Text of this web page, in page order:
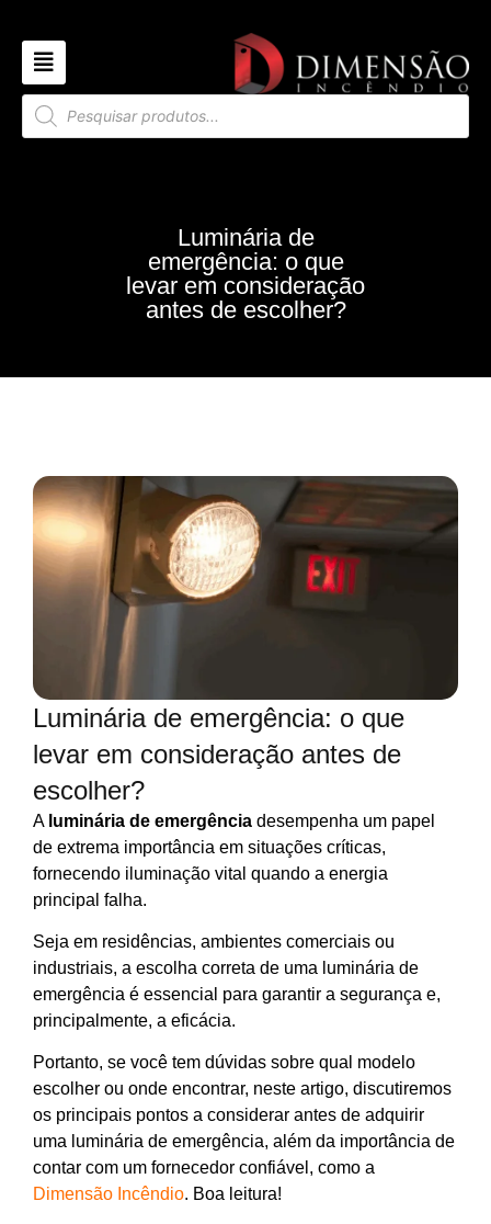
Luminária de
emergência: o que
levar em consideração
antes de escolher?
Luminária de emergência: o que
levar em consideração antes de
escolher?
A luminária de emergência desempenha um papel
de extrema importância em situações críticas,
fornecendo iluminação vital quando a energia
principal falha.
Seja em residências, ambientes comerciais ou
industriais, a escolha correta de uma luminária de
emergência é essencial para garantir a segurança e,
principalmente, a eficácia.
Portanto, se você tem dúvidas sobre qual modelo
escolher ou onde encontrar, neste artigo, discutiremos
os principais pontos a considerar antes de adquirir
uma luminária de emergência, além da importância de
contar com um fornecedor confiável, como a
Dimensão Incêndio. Boa leitura!